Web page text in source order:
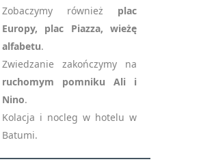
Zobaczymy również plac
Europy, plac Piazza, wieżę
alfabetu.
Zwiedzanie zakończymy na
ruchomym pomniku Ali i
Nino.
Kolacja i nocleg w hotelu w
Batumi.